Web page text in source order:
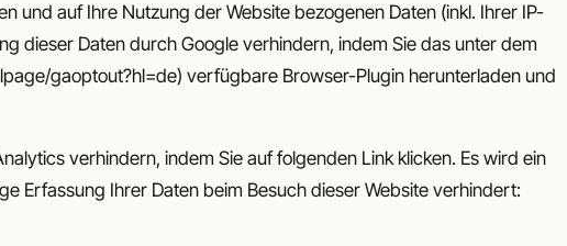
und auf Ihre Nutzung der Website bezogenen Daten (inkl. Ihrer IP-
dieser Daten durch Google verhindern, indem Sie das unter dem
gaoptout?hl=de) verfügbare Browser-Plugin herunterladen und
verhindern, indem Sie auf folgenden Link klicken. Es wird ein
Erfassung Ihrer Daten beim Besuch dieser Website verhindert: